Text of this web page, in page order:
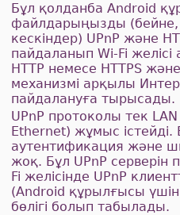
Бұл қолданба Android
файлдарыңызды
кескіндер) UPnP және
пайдаланып Wi-Fi
HTTP немесе HTTPS
механизмі арқылы
пайдалануға тырысады.
UPnP протоколы тек
Ethernet) жұмыс істейді.
аутентификация және
жоқ. Бұл UPnP серверін
Fi желісінде UPnP
(Android құрылғысы
бөлігі болып табылады.